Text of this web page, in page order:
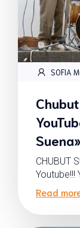
SOFIA
Suena»
CHUBUT
Youtube!!!
Read